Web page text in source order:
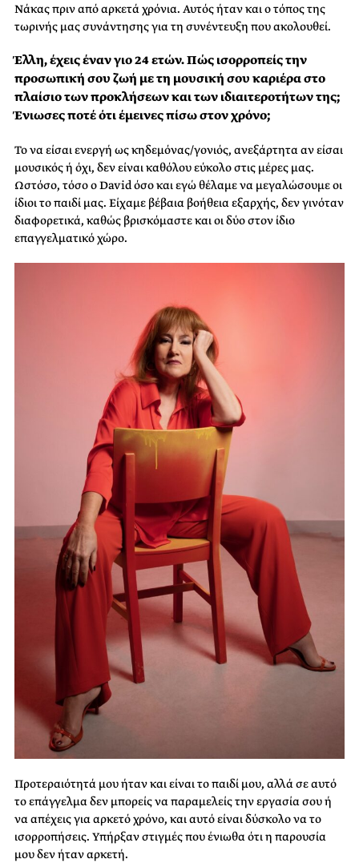
Νάκας πριν από αρκετά χρόνια. Αυτός ήταν και ο τόπος της
τωρινής μας συνάντησης για τη συνέντευξη που ακολουθεί.
Έλλη, έχεις έναν γιο 24 ετών. Πώς ισορροπείς την
προσωπική σου ζωή με τη μουσική σου καριέρα στο
πλαίσιο των προκλήσεων και των ιδιαιτεροτήτων της;
Ένιωσες ποτέ ότι έμεινες πίσω στον χρόνο;
Το να είσαι ενεργή ως κηδεμόνας/γονιός, ανεξάρτητα αν είσαι
μουσικός ή όχι, δεν είναι καθόλου εύκολο στις μέρες μας.
Ωστόσο, τόσο ο David όσο και εγώ θέλαμε να μεγαλώσουμε οι
ίδιοι το παιδί μας. Είχαμε βέβαια βοήθεια εξαρχής, δεν γινόταν
διαφορετικά, καθώς βρισκόμαστε και οι δύο στον ίδιο
επαγγελματικό χώρο.
Προτεραιότητά μου ήταν και είναι το παιδί μου, αλλά σε αυτό
το επάγγελμα δεν μπορείς να παραμελείς την εργασία σου ή
να απέχεις για αρκετό χρόνο, και αυτό είναι δύσκολο να το
ισορροπήσεις. Υπήρξαν στιγμές που ένιωθα ότι η παρουσία
μου δεν ήταν αρκετή.